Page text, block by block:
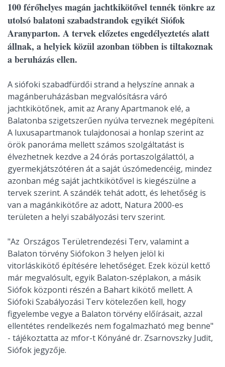
100 férőhelyes magán jachtkikötővel tennék tönkre az
utolsó balatoni szabadstrandok egyikét Siófok
Aranyparton. A tervek előzetes engedélyeztetés alatt
állnak, a helyiek közül azonban többen is tiltakoznak
a beruházás ellen.
A siófoki szabadfürdői strand a helyszíne annak a
magánberuházásban megvalósításra váró
jachtkikötőnek, amit az Arany Apartmanok elé, a
Balatonba szigetszerűen nyúlva terveznek megépíteni.
A luxusapartmanok tulajdonosai a honlap szerint az
örök panoráma mellett számos szolgáltatást is
élvezhetnek kezdve a 24 órás portaszolgálattól, a
gyermekjátszótéren át a saját úszómedencéig, mindez
azonban még saját jachtkikötővel is kiegészülne a
tervek szerint. A szándék tehát adott, és lehetőség is
van a magánkikötőre az adott, Natura 2000-es
területen a helyi szabályozási terv szerint.
"Az Országos Területrendezési Terv, valamint a
Balaton törvény Siófokon 3 helyen jelöl ki
vitorláskikötő építésére lehetőséget. Ezek közül kettő
már megvalósult, egyik Balaton-széplakon, a másik
Siófok központi részén a Bahart kikötő mellett. A
Siófoki Szabályozási Terv kötelezően kell, hogy
figyelembe vegye a Balaton törvény előírásait, azzal
ellentétes rendelkezés nem fogalmazható meg benne"
- tájékoztatta az mfor-t Kónyáné dr. Zsarnovszky Judit,
Siófok jegyzője.